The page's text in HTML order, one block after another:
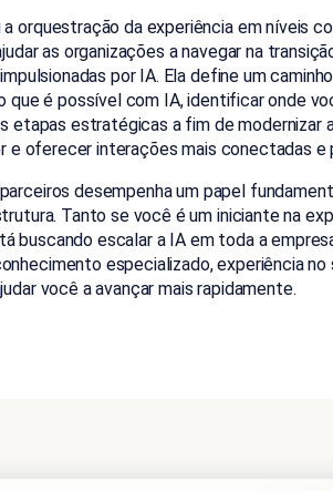
orquestração da experiência em níveis
as organizações a navegar na
por IA. Ela define um
que é possível com IA, identificar onde
etapas estratégicas a fim de modernizar
e oferecer interações mais conectadas e
desempenha um papel
Tanto se você é um iniciante na
buscando escalar a IA em toda a
especializado, experiência
você a avançar mais rapidamente.